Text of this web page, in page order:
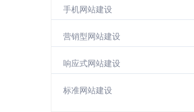
手机网站建设
营销型网站建设
响应式网站建设
标准网站建设